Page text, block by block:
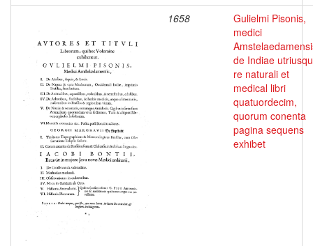
1658
Gulielmi Pisonis,
medici
de Indiae
re naturali et
medical libri
quatuordecim,
quorum conenta
pagina sequens
exhibet